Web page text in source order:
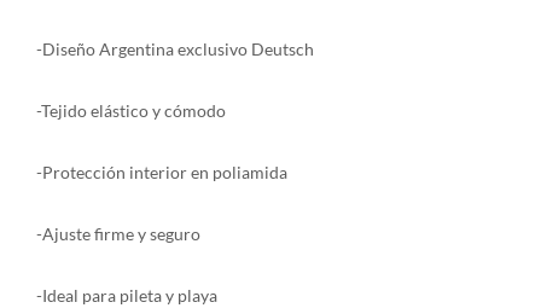
-Diseño Argentina exclusivo Deutsch
-Tejido elástico y cómodo
-Protección interior en poliamida
-Ajuste firme y seguro
-Ideal para pileta y playa